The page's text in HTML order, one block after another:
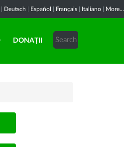
Deutsch Español Français Italiano More...
DONAȚII